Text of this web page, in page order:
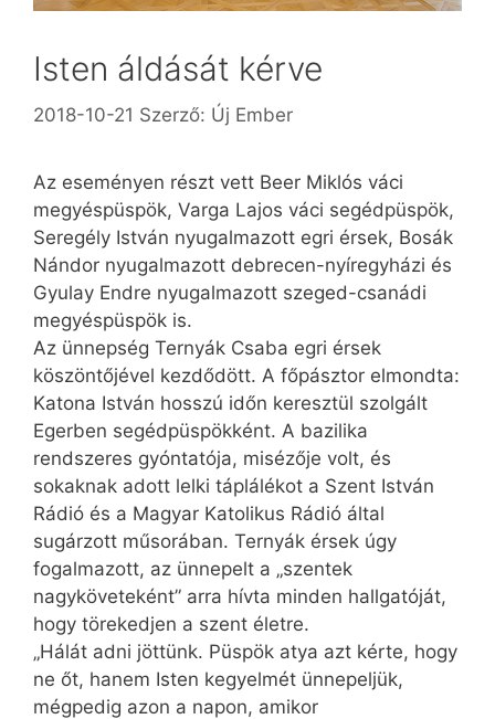
Isten áldását kérve
2018-10-21 Szerző: Új Ember
Az eseményen részt vett Beer Miklós váci
megyéspüspök, Varga Lajos váci segédpüspök,
Seregély István nyugalmazott egri érsek, Bosák
Nándor nyugalmazott debrecen-nyíregyházi és
Gyulay Endre nyugalmazott szeged-csanádi
megyéspüspök is.
Az ünnepség Ternyák Csaba egri érsek
köszöntőjével kezdődött. A főpásztor elmondta:
Katona István hosszú időn keresztül szolgált
Egerben segédpüspökként. A bazilika
rendszeres gyóntatója, misézője volt, és
sokaknak adott lelki táplálékot a Szent István
Rádió és a Magyar Katolikus Rádió által
sugárzott műsorában. Ternyák érsek úgy
fogalmazott, az ünnepelt a „szentek
nagyköveteként” arra hívta minden hallgatóját,
hogy törekedjen a szent életre.
„Hálát adni jöttünk. Püspök atya azt kérte, hogy
ne őt, hanem Isten kegyelmét ünnepeljük,
mégpedig azon a napon, amikor